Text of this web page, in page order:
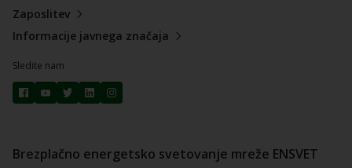
Zaposlitev
Informacije javnega značaja
Sledite nam
Brezplačno energetsko svetovanje mreže ENSVET